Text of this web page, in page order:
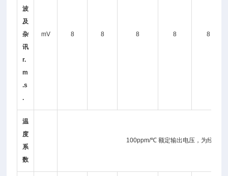
波
及
杂
讯
r.
m
.s
.
mV 8 8 8 8 8
温
度
系
数
100ppm/℃ 额定输出电压，为经过30